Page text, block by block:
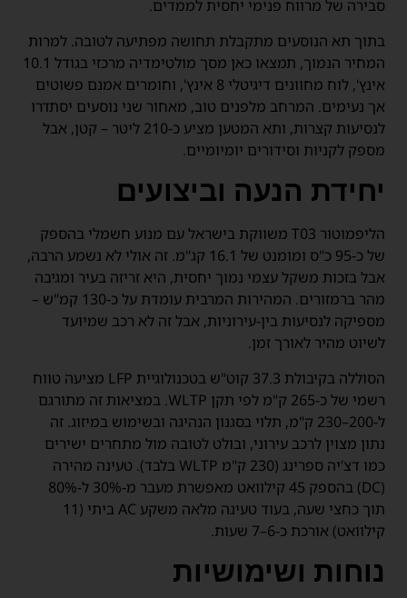
סבירה של מרווח פנימי יחסית לממדים.
בתוך תא הנוסעים מתקבלת תחושה מפתיעה לטובה. למרות
המחיר הנמוך, תמצאו כאן מסך מולטימדיה מרכזי בגודל 10.1
אינץ', לוח מחוונים דיגיטלי 8 אינץ', וחומרים אמנם פשוטים
אך נעימים. המרחב מלפנים טוב, מאחור שני נוסעים יסתדרו
לנסיעות קצרות, ותא המטען מציע כ-210 ליטר – קטן, אבל
מספק לקניות וסידורים יומיומיים.
יחידת הנעה וביצועים
הליפמוטור T03 משווקת בישראל עם מנוע חשמלי בהספק
של כ-95 כ"ס ומומנט של 16.1 קג"מ. זה אולי לא נשמע הרבה,
אבל בזכות משקל עצמי נמוך יחסית, היא זריזה בעיר ומגיבה
מהר ברמזורים. המהירות המרבית עומדת על כ-130 קמ"ש –
מספיקה לנסיעות בין-עירוניות, אבל זה לא רכב שמיועד
לשיוט מהיר לאורך זמן.
הסוללה בקיבולת 37.3 קוט"ש בטכנולוגיית LFP מציעה טווח
רשמי של כ-265 ק"מ לפי תקן WLTP. במציאות זה מתורגם
ל-200–230 ק"מ, תלוי בסגנון הנהיגה ובשימוש במיזוג. זה
נתון מצוין לרכב עירוני, ובולט לטובה מול מתחרים ישירים
כמו דצ’יה ספרינג (230 ק"מ WLTP בלבד). טעינה מהירה
(DC) בהספק 45 קילוואט מאפשרת מעבר מ-30% ל-80%
תוך כחצי שעה, בעוד טעינה מלאה משקע AC ביתי (11
קילוואט) אורכת כ-6–7 שעות.
נוחות ושימושיות